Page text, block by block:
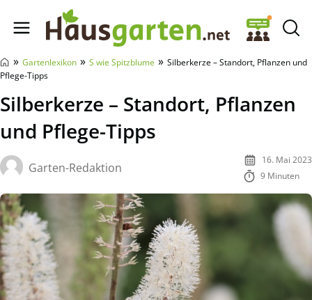
Hausgarten.net
» Gartenlexikon » S wie Spitzblume » Silberkerze – Standort, Pflanzen und
Pflege-Tipps
Silberkerze – Standort, Pflanzen
und Pflege-Tipps
Garten-Redaktion
16. Mai 2023
9 Minuten